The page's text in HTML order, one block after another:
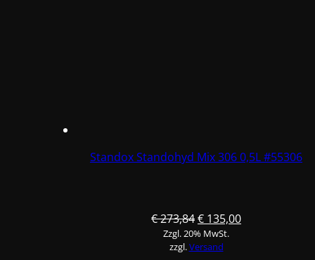
Standox Standohyd Mix 306 0,5L #55306
€273,84Ursprünglicher
Preis
war:
€ 135,00Aktueller
Zzgl. 20% MwSt.
zzgl.Versand